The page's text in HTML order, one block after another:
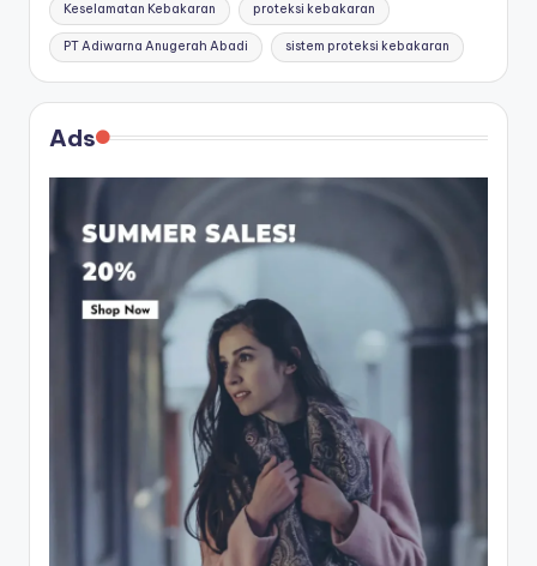
Keselamatan Kebakaran proteksi kebakaran
PT Adiwarna Anugerah Abadi sistem proteksi kebakaran
Ads